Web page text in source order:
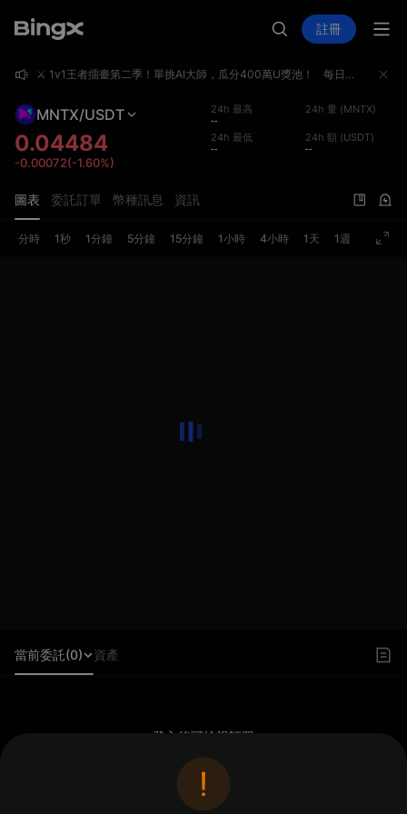
註冊
⚔️ 1v1王者擂臺第二季！單挑AI大師，瓜分400萬U獎池！
每日免費5場AI對戰，用真實收益率與AI一決高下。贏了拿積分沖日榜、單日Top1獎勵高達10,000U；你的每筆合約交易同步計入交易額賽，單期Top1獨享100,000U——一次參與，雙重獎勵！立即報名，挑戰AI大師，瓜分400萬U獎池！🌟 活動亮點總獎池逾400萬U — 三大板塊獎勵獨立發放，可同時領取AI PK賽日榜 Top1 單日贏10,000U — 每日全新起跑線，日日皆可沖榜合約交易額賽 單期Top1獨享100,000U — 兩期合計110萬U獎池，大戶必爭報名即得$15倉位券 — 無門檻報名，報名即領邀好友戰AI，最高得$200倉位券 — 邀新人最高$200，邀老友雙方各得$15📖 活動總覽板塊對外獎池時間（UTC+8）亮點1v1 AI王者擂臺2,376,000U8/6 10:00 – 8/26 23:59每日Top1贏10,000U；每日重置全新起跑線合約交易額賽1,107,000U第一期：8/13 10:00 – 8/19 18:00；第二期：8/20 10:00 – 8/26 18:00單期Top1獨享100,000U；AI對戰交易額同步計入AI挑戰函1,000
MNTX/USDT
0.04484
-0.00072(-1.60%)
24h 最高
--
24h 量 (MNTX)
24h 最低
--
24h 額 (USDT)
--
圖表 委託訂單 幣種訊息 資訊
分時 1秒 1分鐘 5分鐘 15分鐘 1小時 4小時 1天 1週
當前委託(0) 資產
登入後可檢視訂單
登入